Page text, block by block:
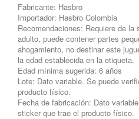
Fabricante: Hasbro
Importador: Hasbro Colombia
Recomendaciones: Requiere de
adulto, puede contener partes
ahogamiento, no destinar este
la edad establecida en la etiqueta.
Edad mínima sugerida: 6 años
Lote: Dato variable. Se puede
producto físico.
Fecha de fabricación: Dato
sticker que trae el producto físico.